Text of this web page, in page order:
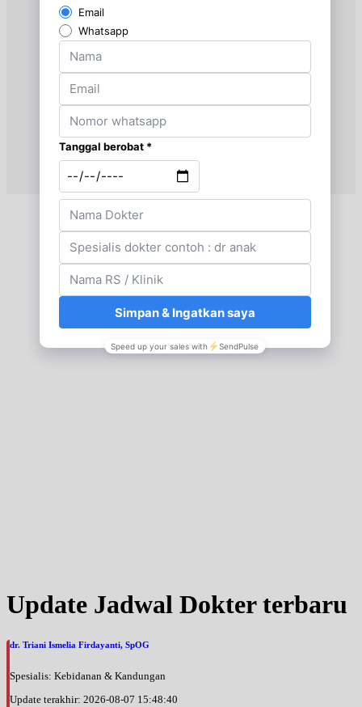
Jumat, 21/08/2026
Jam 14:00 - 17:00
Sabtu, 22/08/2026
Jam 09:00 - 12:00
Jam 12:00 - 18:00
Sabtu, 22/08/2026
Senin, 24/08/2026
Jam 08:00 - 10:00
Jam 15:00 - 17:00
EKSEKUTIF
Sabtu, 29/08/2026
Senin, 31/08/2026
Jam 08:00 - 10:00
Update Jadwal Dokter terbaru
dr. Triani Ismelia Firdayanti, SpOG
Spesialis: Kebidanan & Kandungan
Update terakhir: 2026-08-07 15:48:40